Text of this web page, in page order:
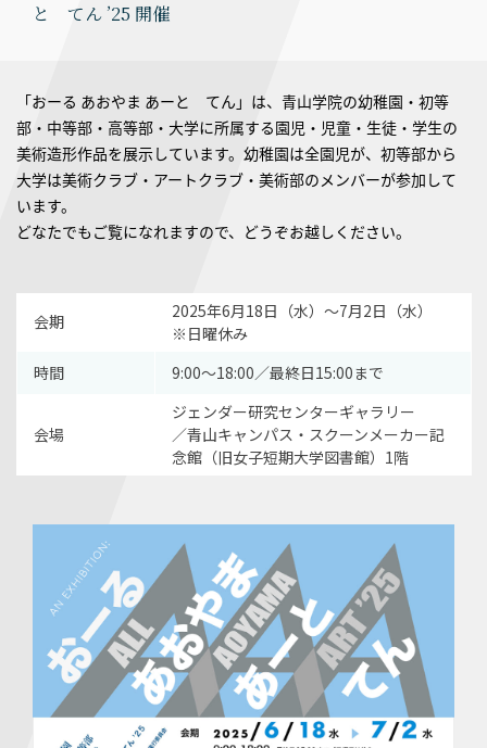
と てん ’25 開催
「おーる あおやま あーと てん」は、青山学院の幼稚園・初等
部・中等部・高等部・大学に所属する園児・児童・生徒・学生の
美術造形作品を展示しています。幼稚園は全園児が、初等部から
大学は美術クラブ・アートクラブ・美術部のメンバーが参加して
います。
どなたでもご覧になれますので、どうぞお越しください。
会期
2025年6月18日（水）〜7月2日（水）
※日曜休み
時間
9:00〜18:00／最終日15:00まで
会場
ジェンダー研究センターギャラリー
／青山キャンパス・スクーンメーカー記
念館（旧女子短期大学図書館）1階